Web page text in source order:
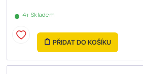
4+ Skladem
PŘIDAT DO KOŠÍKU